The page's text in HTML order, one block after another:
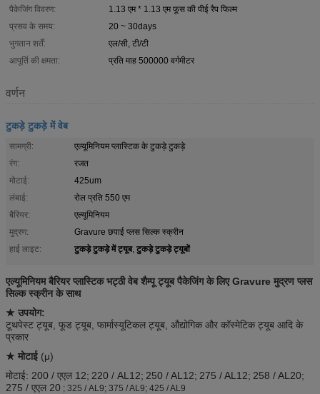
पैकेजिंग विवरण:
1.13 एम * 1.13 एम फूस की पीई रैप फिल्म
प्रसव के समय:
20 ~ 30days
भुगतान शर्तें:
एल/सी, टी/टी
आपूर्ति की क्षमता:
प्रति माह 500000 वर्गमीटर
वर्णन
टुकड़े टुकड़े में वेब
सामग्री:
एल्यूमिनियम प्लास्टिक के टुकड़े टुकड़े
रंग:
रजत
मोटाई:
425um
लंबाई:
रोल प्रति 550 एम
बैरियर:
एल्यूमिनियम
मुद्रण:
Gravure छपाई प्लस सिल्क स्क्रीन
हाई लाइट:
टुकड़े टुकड़े में ट्यूब, टुकड़े टुकड़े ट्यूबों
एल्यूमिनियम बैरियर प्लास्टिक भट्ठी वेब शैम्पू ट्यूब पैकेजिंग के लिए Gravure मुद्रण प्लस
सिल्क स्क्रीन के साथ
★ उपयोग:
टूथपेस्ट ट्यूब, फूड ट्यूब, फार्मास्यूटिकल ट्यूब, औद्योगिक और कॉस्मेटिक ट्यूब आदि के
प्रकार
★ मोटाई (μ)
मोटाई: 200 / एएल 12; 220 / AL12; 250 / AL12; 275 / AL12; 258 / AL20;
275 / एएल 20 ; 325 / AL9; 375 / AL9; 425 / AL9